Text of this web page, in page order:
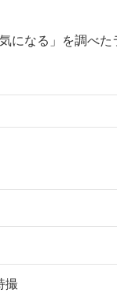
になる」を調べた
撮